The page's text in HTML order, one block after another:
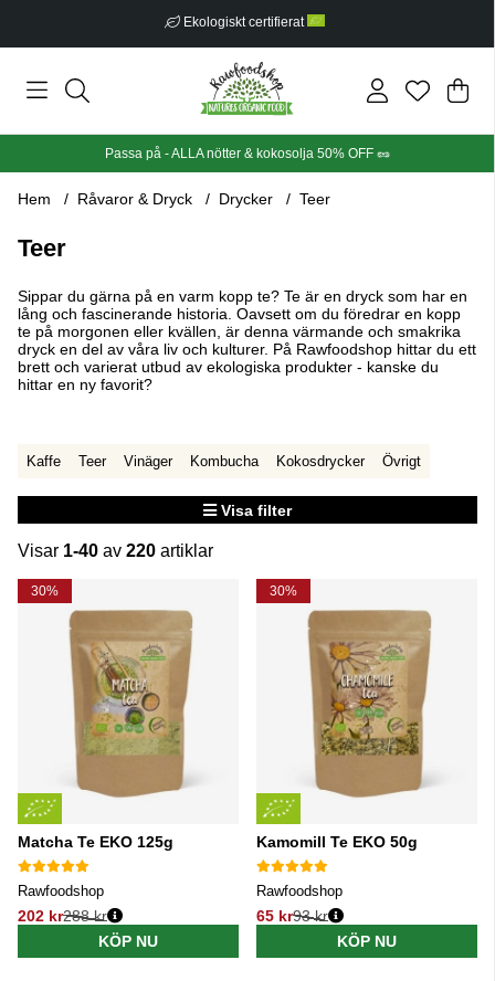
Fri frakt från 499 kr
Din
.
Passa på - ALLA nötter & kokosolja 50% OFF 🥜
Hem Råvaror & Dryck Drycker Teer
Teer
Sippar du gärna på en varm kopp te? Te är en dryck som har en
lång och fascinerande historia. Oavsett om du föredrar en kopp
te på morgonen eller kvällen, är denna värmande och smakrika
dryck en del av våra liv och kulturer. På Rawfoodshop hittar du ett
brett och varierat utbud av ekologiska produkter - kanske du
hittar en ny favorit?
Kaffe Teer Vinäger Kombucha Kokosdrycker Övrigt
Visa filter
Visar 1-40 av 220 artiklar
Produkter
30%
Matcha Te EKO 125g
Rawfoodshop
202 kr
Ordinarie pris:
288 kr
KÖP NU
30%
Kamomill Te EKO 50g
Rawfoodshop
65 kr
Ordinarie pris:
93 kr
KÖP NU